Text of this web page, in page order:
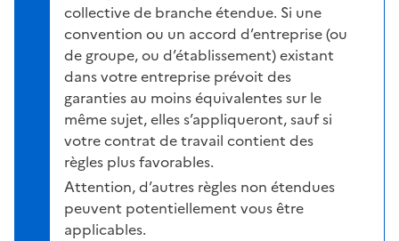
collective de branche étendue. Si une
convention ou un accord d’entreprise (ou
de groupe, ou d’établissement) existant
dans votre entreprise prévoit des
garanties au moins équivalentes sur le
même sujet, elles s’appliqueront, sauf si
votre contrat de travail contient des
règles plus favorables.
Attention, d’autres règles non étendues
peuvent potentiellement vous être
applicables.